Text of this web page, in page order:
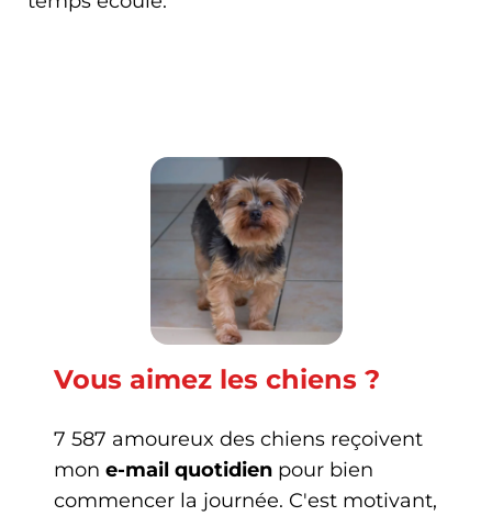
Vous aimez les chiens ?
7 587 amoureux des chiens reçoivent
mon e-mail quotidien pour bien
commencer la journée. C'est motivant,